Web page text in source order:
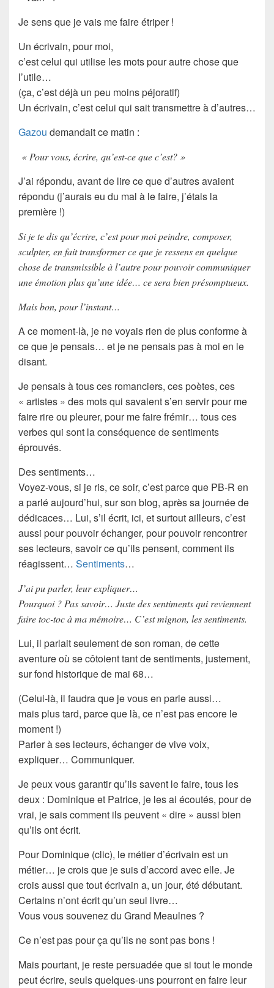
Je sens que je vais me faire étriper !
Un écrivain, pour moi,
c’est celui qui utilise les mots pour autre chose que
l’utile…
(ça, c’est déjà un peu moins péjoratif)
Un écrivain, c’est celui qui saittransmettreà d’autres…
Gazou demandait ce matin :
« Pour vous, écrire, qu’est-ce que c’est? »
J’ai répondu, avant de lire ce que d’autres avaient
répondu (j’aurais eu du mal à le faire, j’étais la
première !)
Si je te dis qu’écrire, c’est pour moi peindre, composer,
sculpter, en fait transformer ce que je ressens en quelque
chose de transmissible à l’autre pour pouvoir communiquer
une émotion plus qu’une idée… ce sera bien présomptueux.
Mais bon, pour l’instant…
A ce moment-là, je ne voyais rien de plus conforme à
ce que je pensais… et je ne pensais pas à moi en le
disant.
Je pensais à tous ces romanciers, cespoètes, ces
« artistes » des mots qui savaient s’en servir pour me
faire rire ou pleurer, pour me faire frémir… tous ces
verbes qui sont la conséquence desentiments
éprouvés.
Dessentiments…
Voyez-vous, si je ris, ce soir, c’est parce que PB-R en
a parlé aujourd’hui, sur son blog, après sa journée de
dédicaces… Lui, s’il écrit, ici, et surtout ailleurs, c’est
aussi pour pouvoir échanger, pour pouvoir rencontrer
ses lecteurs, savoir ce qu’ils pensent, comment ils
réagissent… Sentiments…
J’ai pu parler, leur expliquer…
Pourquoi ? Pas savoir… Juste des sentiments qui reviennent
faire toc-toc à ma mémoire… C’est mignon, les sentiments.
Lui, il parlait seulement de son roman, de cette
aventure où se côtoient tant de sentiments, justement,
sur fond historique de mai 68…
(Celui-là, il faudra que je vous en parle aussi…
mais plus tard, parce que là, ce n’est pas encore le
moment !)
Parler à ses lecteurs, échanger de vive voix,
expliquer… Communiquer.
Je peux vous garantir qu’ils savent le faire, tous les
deux : Dominiqueet Patrice, je les ai écoutés, pour de
vrai, je sais comment ils peuvent « dire » aussi bien
qu’ils ont écrit.
Pour Dominique (clic), le métier d’écrivain est un
métier… je crois que je suis d’accord avec elle. Je
crois aussi que tout écrivain a, un jour, été débutant.
Certains n’ont écrit qu’un seul livre…
Vous vous souvenez du Grand Meaulnes ?
Ce n’est pas pour ça qu’ils ne sont pas bons !
Mais pourtant, je reste persuadée que si tout le monde
peut écrire, seuls quelques-uns pourront en faire leur